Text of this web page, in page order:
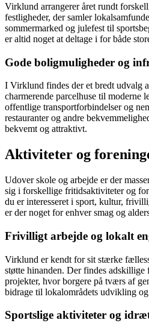
Virklund arrangerer året rundt
festligheder, der samler
sommermarked og julefest til
er altid noget at deltage i for både
Gode boligmuligheder og
I Virklund findes der et bredt udvalg
charmerende parcelhuse til moderne
offentlige transportforbindelser og
restauranter og andre
bekvemt og attraktivt.
Aktiviteter og
Udover skole og arbejde er der
sig i forskellige fritidsaktiviteter og
du er interesseret i sport, kultur,
er der noget for enhver smag og
Frivilligt arbejde og lokalt
Virklund er kendt for sit stærke
støtte hinanden. Der findes
projekter, hvor borgere på tværs af
bidrage til lokalområdets udvikling
Sportslige aktiviteter og